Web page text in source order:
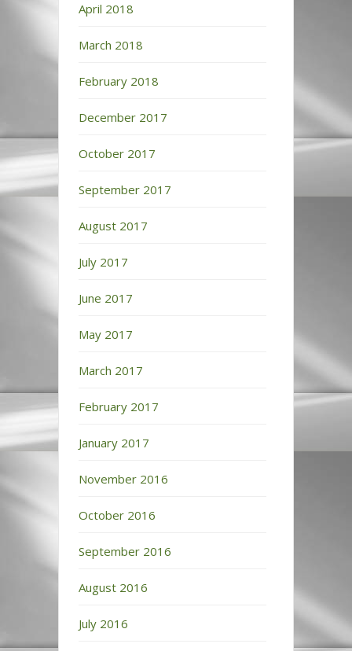
April 2018
March 2018
February 2018
December 2017
October 2017
September 2017
August 2017
July 2017
June 2017
May 2017
March 2017
February 2017
January 2017
November 2016
October 2016
September 2016
August 2016
July 2016